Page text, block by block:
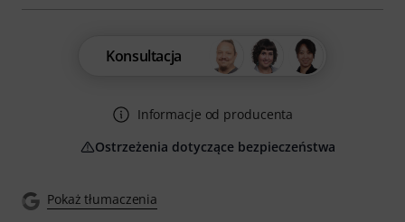
Pokaż tłumaczenia
Konsultacja
Informacje od producenta
Ostrzeżenia dotyczące bezpieczeństwa